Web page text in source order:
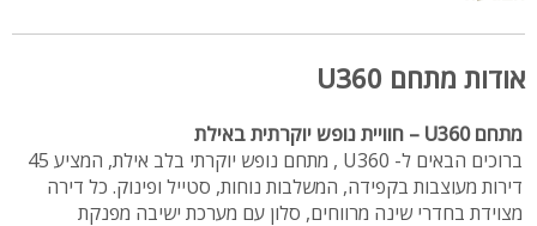
אודות מתחם U360
מתחם U360 – חוויית נופש יוקרתית באילת
ברוכים הבאים ל- U360 , מתחם נופש יוקרתי בלב אילת, המציע 45
דירות מעוצבות בקפידה, המשלבות נוחות, סטייל ופינוק. כל דירה
מצוידת בחדרי שינה מרווחים, סלון עם מערכת ישיבה מפנקת